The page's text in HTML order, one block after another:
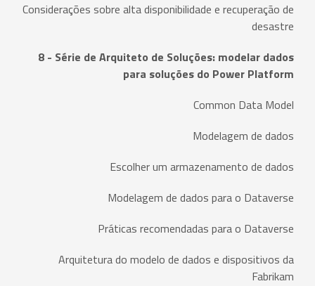
Considerações sobre alta disponibilidade e recuperação de
desastre
8 - Série de Arquiteto de Soluções: modelar dados
para soluções do Power Platform
Common Data Model
Modelagem de dados
Escolher um armazenamento de dados
Modelagem de dados para o Dataverse
Práticas recomendadas para o Dataverse
Arquitetura do modelo de dados e dispositivos da
Fabrikam